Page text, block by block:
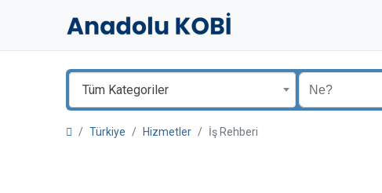
Tüm Kategoriler
Türkiye Hizmetler İş Rehberi